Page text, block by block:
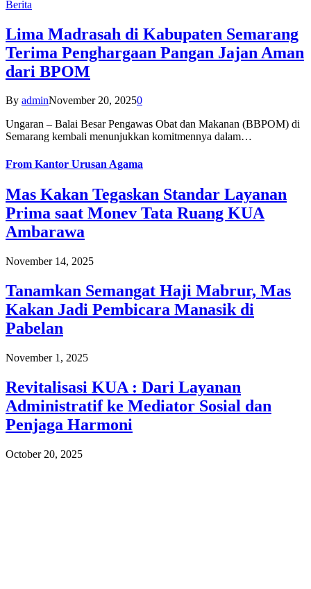
Berita
Lima Madrasah di Kabupaten Semarang
Terima Penghargaan Pangan Jajan Aman
dari BPOM
By adminNovember 20, 20250
Ungaran – Balai Besar Pengawas Obat dan Makanan (BBPOM) di
Semarang kembali menunjukkan komitmennya dalam…
From Kantor Urusan Agama
Mas Kakan Tegaskan Standar Layanan
Prima saat Monev Tata Ruang KUA
Ambarawa
November 14, 2025
Tanamkan Semangat Haji Mabrur, Mas
Kakan Jadi Pembicara Manasik di
Pabelan
November 1, 2025
Revitalisasi KUA : Dari Layanan
Administratif ke Mediator Sosial dan
Penjaga Harmoni
October 20, 2025